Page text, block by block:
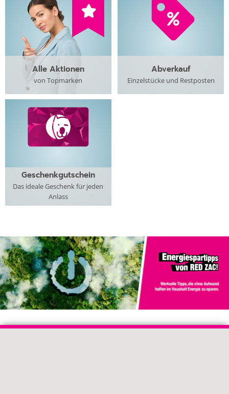
Alle Aktionen
von Topmarken
Abverkauf
Einzelstücke und Restposten
Geschenkgutschein
Das ideale Geschenk für jeden
Anlass